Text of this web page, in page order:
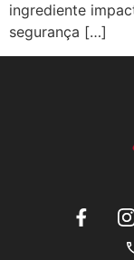
ingrediente
segurança […]